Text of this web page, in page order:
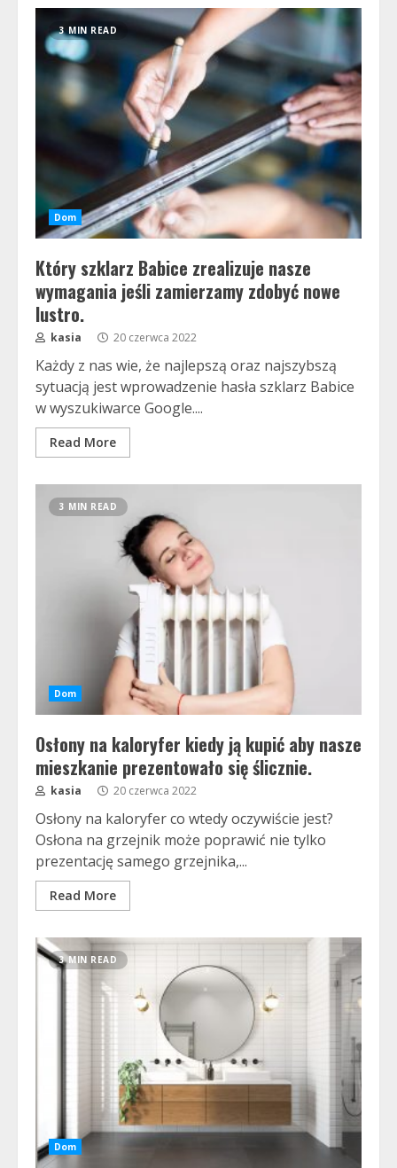
3 MIN READ
Dom
Który szklarz Babice zrealizuje nasze
wymagania jeśli zamierzamy zdobyć nowe
lustro.
kasia 20 czerwca 2022
Każdy z nas wie, że najlepszą oraz najszybszą
sytuacją jest wprowadzenie hasła szklarz Babice
w wyszukiwarce Google....
Read More
3 MIN READ
Dom
Osłony na kaloryfer kiedy ją kupić aby nasze
mieszkanie prezentowało się ślicznie.
kasia 20 czerwca 2022
Osłony na kaloryfer co wtedy oczywiście jest?
Osłona na grzejnik może poprawić nie tylko
prezentację samego grzejnika,...
Read More
3 MIN READ
Dom